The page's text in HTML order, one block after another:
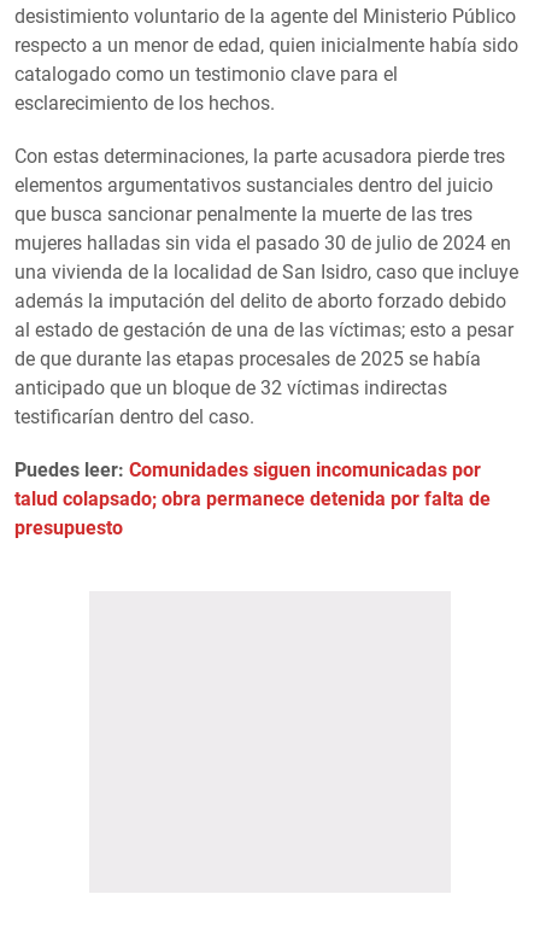
desistimiento voluntario de la agente del Ministerio Público
respecto a un menor de edad, quien inicialmente había sido
catalogado como un testimonio clave para el
esclarecimiento de los hechos.
Con estas determinaciones, la parte acusadora pierde tres
elementos argumentativos sustanciales dentro del juicio
que busca sancionar penalmente la muerte de las tres
mujeres halladas sin vida el pasado 30 de julio de 2024 en
una vivienda de la localidad de San Isidro, caso que incluye
además la imputación del delito de aborto forzado debido
al estado de gestación de una de las víctimas; esto a pesar
de que durante las etapas procesales de 2025 se había
anticipado que un bloque de 32 víctimas indirectas
testificarían dentro del caso.
Puedes leer: Comunidades siguen incomunicadas por
talud colapsado; obra permanece detenida por falta de
presupuesto